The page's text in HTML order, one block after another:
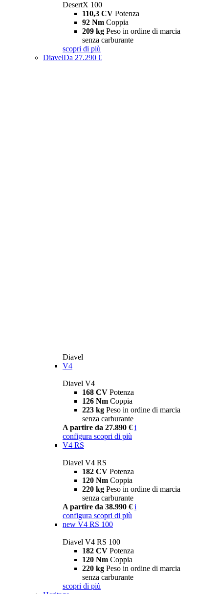
DesertX 100
110,3 CV Potenza
92 Nm Coppia
209 kg Peso in ordine di marcia
senza carburante
scopri di più
DiavelDa 27.290 €
Diavel
V4
Diavel V4
168 CV Potenza
126 Nm Coppia
223 kg Peso in ordine di marcia
senza carburante
A partire da 27.890 € i
configura scopri di più
V4 RS
Diavel V4 RS
182 CV Potenza
120 Nm Coppia
220 kg Peso in ordine di marcia
senza carburante
A partire da 38.990 € i
configura scopri di più
new V4 RS 100
Diavel V4 RS 100
182 CV Potenza
120 Nm Coppia
220 kg Peso in ordine di marcia
senza carburante
scopri di più